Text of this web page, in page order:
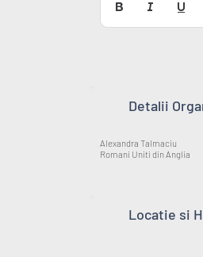
Detalii
Alexandra Talmaciu
Romani Uniti din Anglia
Locatie si